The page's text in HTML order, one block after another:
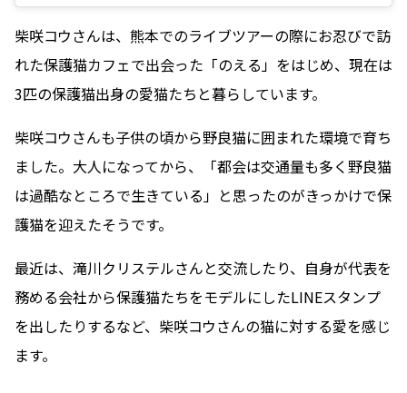
柴咲コウさんは、熊本でのライブツアーの際にお忍びで訪
れた保護猫カフェで出会った「のえる」をはじめ、現在は
3匹の保護猫出身の愛猫たちと暮らしています。
柴咲コウさんも子供の頃から野良猫に囲まれた環境で育ち
ました。大人になってから、「都会は交通量も多く野良猫
は過酷なところで生きている」と思ったのがきっかけで保
護猫を迎えたそうです。
最近は、滝川クリステルさんと交流したり、自身が代表を
務める会社から保護猫たちをモデルにしたLINEスタンプ
を出したりするなど、柴咲コウさんの猫に対する愛を感じ
ます。